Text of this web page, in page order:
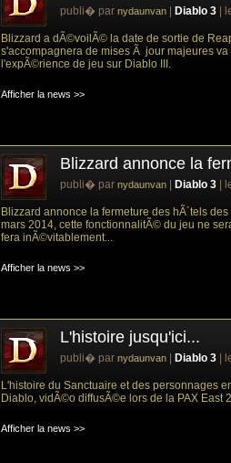
publi� par nydaunvan Diablo 3 |
Blizzard a dÃ©voilÃ© la date de sortie de
s'accompagnera de mises Ã jour majeures va
l'expÃ©rience de jeu sur Diablo III.
Afficher la news >>
Blizzard annonce la
publi� par nydaunvan Diablo 3 |
Blizzard annonce la fermeture des hÃ´tels
mars 2014, cette fonctionnalitÃ© du jeu ne
fera inÃ©vitablement...
Afficher la news >>
L'histoire jusqu'ici...
publi� par nydaunvan Diablo 3 |
L'histoire du Sanctuaire et des personnages
Diablo, vidÃ©o diffusÃ©e lors de la PAX East
Afficher la news >>